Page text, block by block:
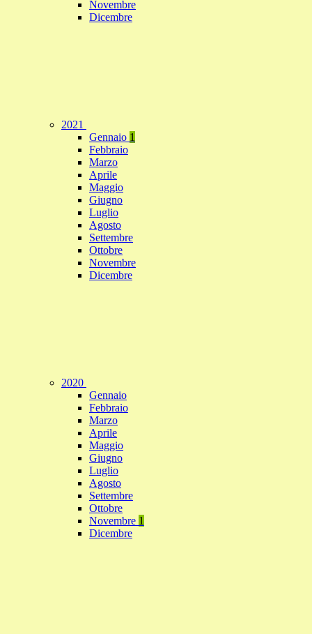
Novembre
Dicembre
2021
Gennaio 1
Febbraio
Marzo
Aprile
Maggio
Giugno
Luglio
Agosto
Settembre
Ottobre
Novembre
Dicembre
2020
Gennaio
Febbraio
Marzo
Aprile
Maggio
Giugno
Luglio
Agosto
Settembre
Ottobre
Novembre 1
Dicembre